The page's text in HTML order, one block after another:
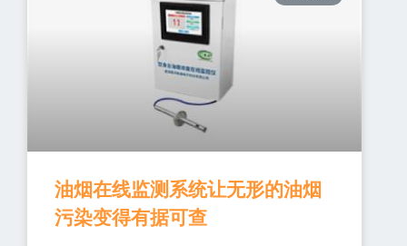
油烟在线监测系统让无形的油烟
污染变得有据可查